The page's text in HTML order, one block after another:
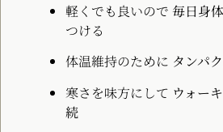
軽くでも良いので 毎日身
つける
体温維持のために タンパ
寒さを味方にして ウォー
続